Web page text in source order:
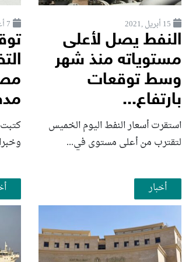
15 أبريل ,2021
النفط يصل لأعلى
مستوياته منذ شهر
وسط توقعات
بارتفاع...
استقرت أسعار النفط اليوم الخميس
لتقترب من أعلى مستوى في...
7 أغسطس ,2026
أخبار